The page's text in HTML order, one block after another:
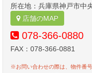
所在地：兵庫県神戸市中
店舗のMAP
078-366-0880
FAX：078-366-0881
※お問い合わせの際は、物件番